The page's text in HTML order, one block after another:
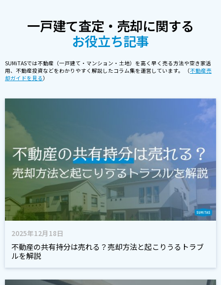
一戸建て査定・売却に関する
お役立ち記事
SUMiTASでは不動産（一戸建て・マンション・土地）を高く早く売る方法や空き家活
用、不動産投資などをわかりやすく解説したコラム集を運営しています。 （不動産売
却ガイドを見る）
2025年12月18日
不動産の共有持分は売れる？売却方法と起こりうるトラブ
ルを解説